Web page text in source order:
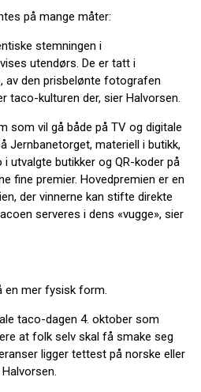
på mange måter:
stemningen i
utendørs. De er tatt i
av den prisbelønte fotografen
taco-kulturen der, sier Halvorsen.
som vil gå både på TV og digitale
Jernbanetorget, materiell i butikk,
i utvalgte butikker og QR-koder på
fine premier. Hovedpremien er en
der vinnerne kan stifte direkte
serveres i dens «vugge», sier
en mer fysisk form.
taco-dagen 4. oktober som
at folk selv skal få smake seg
ligger tettest på norske eller